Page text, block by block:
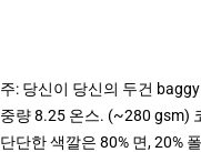
주: 당신이 당신의 두건
중량 8.25 온스. (~280 gsm)
단단한 색깔은 80% 면, 20%